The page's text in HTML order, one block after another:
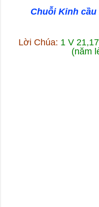
Chuỗi Kinh
Lời Chúa: 1 V
(năm